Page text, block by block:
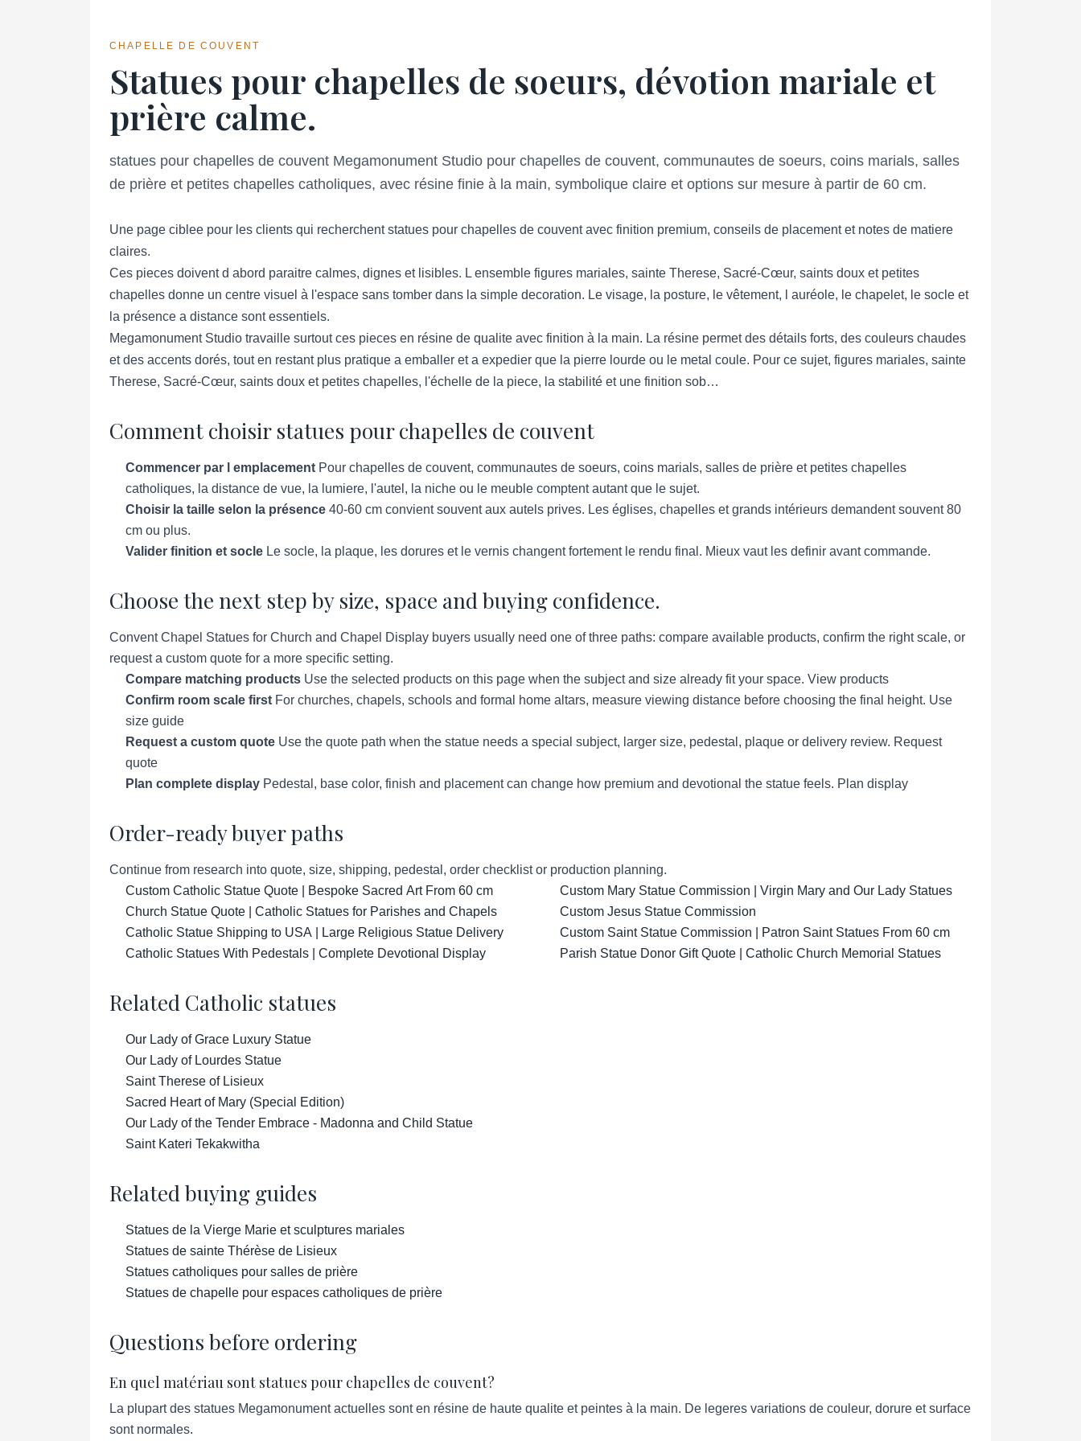
CHAPELLE DE COUVENT
Statues pour chapelles de soeurs, dévotion mariale et
prière calme.
statues pour chapelles de couvent Megamonument Studio pour chapelles de couvent, communautes de soeurs, coins marials, salles
de prière et petites chapelles catholiques, avec résine finie à la main, symbolique claire et options sur mesure à partir de 60 cm.
Une page ciblee pour les clients qui recherchent statues pour chapelles de couvent avec finition premium, conseils de placement et notes de matiere
claires.
Ces pieces doivent d abord paraitre calmes, dignes et lisibles. L ensemble figures mariales, sainte Therese, Sacré-Cœur, saints doux et petites
chapelles donne un centre visuel à l'espace sans tomber dans la simple decoration. Le visage, la posture, le vêtement, l auréole, le chapelet, le socle et
la présence a distance sont essentiels.
Megamonument Studio travaille surtout ces pieces en résine de qualite avec finition à la main. La résine permet des détails forts, des couleurs chaudes
et des accents dorés, tout en restant plus pratique a emballer et a expedier que la pierre lourde ou le metal coule. Pour ce sujet, figures mariales, sainte
Therese, Sacré-Cœur, saints doux et petites chapelles, l'échelle de la piece, la stabilité et une finition sob…
Comment choisir statues pour chapelles de couvent
Commencer par l emplacement Pour chapelles de couvent, communautes de soeurs, coins marials, salles de prière et petites chapelles
catholiques, la distance de vue, la lumiere, l'autel, la niche ou le meuble comptent autant que le sujet.
Choisir la taille selon la présence 40-60 cm convient souvent aux autels prives. Les églises, chapelles et grands intérieurs demandent souvent 80
cm ou plus.
Valider finition et socle Le socle, la plaque, les dorures et le vernis changent fortement le rendu final. Mieux vaut les definir avant commande.
Choose the next step by size, space and buying confidence.
Convent Chapel Statues for Church and Chapel Display buyers usually need one of three paths: compare available products, confirm the right scale, or
request a custom quote for a more specific setting.
Compare matching products Use the selected products on this page when the subject and size already fit your space. View products
Confirm room scale first For churches, chapels, schools and formal home altars, measure viewing distance before choosing the final height. Use
size guide
Request a custom quote Use the quote path when the statue needs a special subject, larger size, pedestal, plaque or delivery review. Request
quote
Plan complete display Pedestal, base color, finish and placement can change how premium and devotional the statue feels. Plan display
Order-ready buyer paths
Continue from research into quote, size, shipping, pedestal, order checklist or production planning.
Custom Catholic Statue Quote | Bespoke Sacred Art From 60 cm
Church Statue Quote | Catholic Statues for Parishes and Chapels
Catholic Statue Shipping to USA | Large Religious Statue Delivery
Catholic Statues With Pedestals | Complete Devotional Display
Custom Mary Statue Commission | Virgin Mary and Our Lady Statues
Custom Jesus Statue Commission
Custom Saint Statue Commission | Patron Saint Statues From 60 cm
Parish Statue Donor Gift Quote | Catholic Church Memorial Statues
Related Catholic statues
Our Lady of Grace Luxury Statue
Our Lady of Lourdes Statue
Saint Therese of Lisieux
Sacred Heart of Mary (Special Edition)
Our Lady of the Tender Embrace - Madonna and Child Statue
Saint Kateri Tekakwitha
Related buying guides
Statues de la Vierge Marie et sculptures mariales
Statues de sainte Thérèse de Lisieux
Statues catholiques pour salles de prière
Statues de chapelle pour espaces catholiques de prière
Questions before ordering
En quel matériau sont statues pour chapelles de couvent?
La plupart des statues Megamonument actuelles sont en résine de haute qualite et peintes à la main. De legeres variations de couleur, dorure et surface
sont normales.